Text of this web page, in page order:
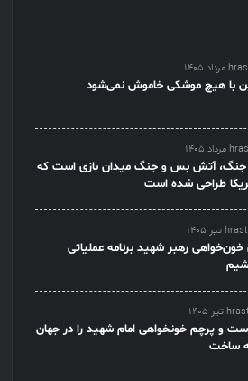
با هیچ موشکی خاموش نمی‌شود
آتش بس و جنگ میدان بازی است که
طراحی شده است
خون‌خواهی رهبر شهید برنامه عملیاتی
و پرچم خونخواهی امام شهید را در جهان
ساخت